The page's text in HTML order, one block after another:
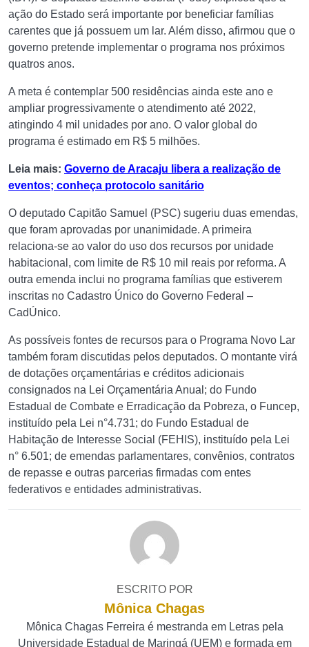
ação do Estado será importante por beneficiar famílias
carentes que já possuem um lar. Além disso, afirmou que o
governo pretende implementar o programa nos próximos
quatros anos.
A meta é contemplar 500 residências ainda este ano e
ampliar progressivamente o atendimento até 2022,
atingindo 4 mil unidades por ano. O valor global do
programa é estimado em R$ 5 milhões.
Leia mais: Governo de Aracaju libera a realização de
eventos; conheça protocolo sanitário
O deputado Capitão Samuel (PSC) sugeriu duas emendas,
que foram aprovadas por unanimidade. A primeira
relaciona-se ao valor do uso dos recursos por unidade
habitacional, com limite de R$ 10 mil reais por reforma. A
outra emenda inclui no programa famílias que estiverem
inscritas no Cadastro Único do Governo Federal –
CadÚnico.
As possíveis fontes de recursos para o Programa Novo Lar
também foram discutidas pelos deputados. O montante virá
de dotações orçamentárias e créditos adicionais
consignados na Lei Orçamentária Anual; do Fundo
Estadual de Combate e Erradicação da Pobreza, o Funcep,
instituído pela Lei n°4.731; do Fundo Estadual de
Habitação de Interesse Social (FEHIS), instituído pela Lei
n° 6.501; de emendas parlamentares, convênios, contratos
de repasse e outras parcerias firmadas com entes
federativos e entidades administrativas.
ESCRITO POR
Mônica Chagas
Mônica Chagas Ferreira é mestranda em Letras pela
Universidade Estadual de Maringá (UEM) e formada em